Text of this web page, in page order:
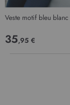
Veste motif bleu blanc
35,95 €